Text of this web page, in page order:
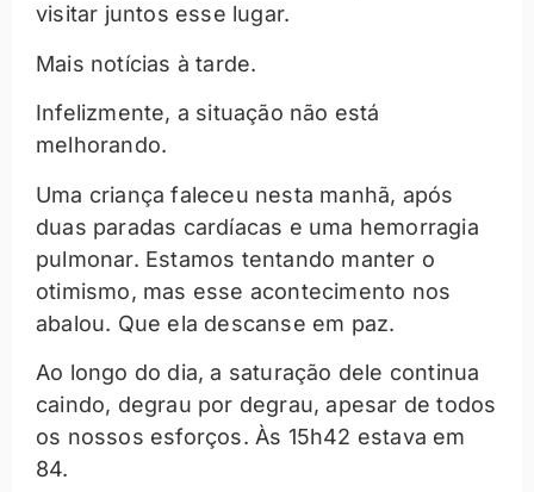
visitar juntos esse lugar.
Mais notícias à tarde.
Infelizmente, a situação não está
melhorando.
Uma criança faleceu nesta manhã, após
duas paradas cardíacas e uma hemorragia
pulmonar. Estamos tentando manter o
otimismo, mas esse acontecimento nos
abalou. Que ela descanse em paz.
Ao longo do dia, a saturação dele continua
caindo, degrau por degrau, apesar de todos
os nossos esforços. Às 15h42 estava em
84.